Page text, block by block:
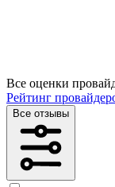
Все оценки
Рейтинг
Все отзывы